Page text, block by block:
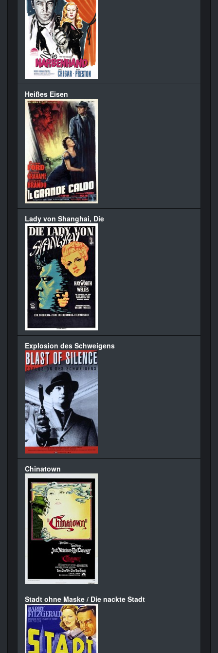
Heißes Eisen
Lady von Shanghai, Die
Explosion des Schweigens
Chinatown
Stadt ohne Maske / Die nackte Stadt